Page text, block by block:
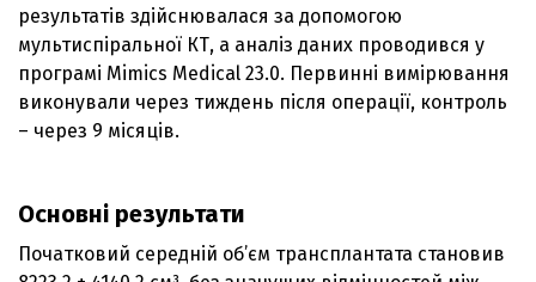
результатів здійснювалася за допомогою
мультиспіральної КТ, а аналіз даних проводився у
програмі Mimics Medical 23.0. Первинні вимірювання
виконували через тиждень після операції, контроль
– через 9 місяців.
Основні результати
Початковий середній об’єм трансплантата становив